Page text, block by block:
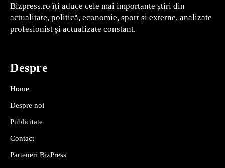
Bizpress.ro îți aduce cele mai importante știri din
actualitate, politică, economie, sport și externe, analizate
profesionist și actualizate constant.
Despre
Home
Despre noi
Publicitate
Contact
Parteneri BizPress